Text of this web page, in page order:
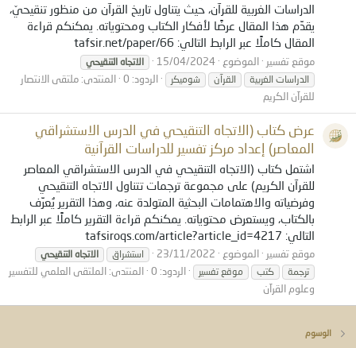
الدراسات الغربية للقرآن، حيث يتناول تاريخ القرآن من منظور تنقيحيّ،
يقدِّم هذا المقال عرضًا لأفكار الكتاب ومحتوياته. يمكنكم قراءة
المقال كاملًا عبر الرابط التالي: tafsir.net/paper/66
موقع تفسير الموضوع 15/04/2024 الاتجاه التنقيحي
الدراسات الغربية
القرآن شوميكر الردود: 0 المنتدى: ملتقى الانتصار
للقرآن الكريم
عرض كتاب (الاتجاه التنقيحي في الدرس الاستشراقي
المعاصر) إعداد مركز تفسير للدراسات القرآنية
اشتمل كتاب (الاتجاه التنقيحي في الدرس الاستشراقي المعاصر
للقرآن الكريم) على مجموعة ترجمات تتناول الاتجاه التنقيحي
وفرضياته والاهتمامات البحثية المتولدة عنه، وهذا التقرير يُعرِّف
بالكتاب، ويستعرض محتوياته. يمكنكم قراءة التقرير كاملًا عبر الرابط
التالي: tafsiroqs.com/article?article_id=4217
موقع تفسير الموضوع 23/11/2022 استشراق الاتجاه التنقيحي
ترجمة
كتب موقع تفسير الردود: 0 المنتدى: الملتقى العلمي للتفسير
وعلوم القرآن
الوسوم